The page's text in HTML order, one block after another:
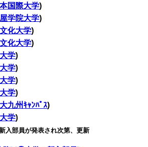
国際大学)
学院大学)
化大学)
化大学)
学)
学)
学)
学)
九州ｷｬﾝﾊﾟｽ)
学)
入部員が発表され次第、更新